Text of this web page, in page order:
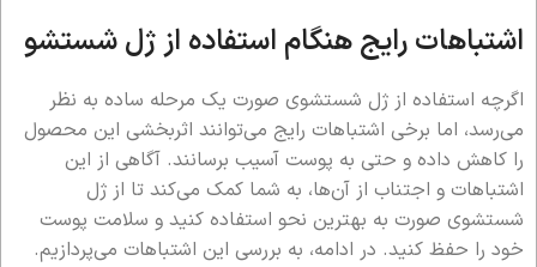
اشتباهات رایج هنگام استفاده از ژل شستشو
اگرچه استفاده از ژل شستشوی صورت یک مرحله ساده به نظر
می‌رسد، اما برخی اشتباهات رایج می‌توانند اثربخشی این محصول
را کاهش داده و حتی به پوست آسیب برسانند. آگاهی از این
اشتباهات و اجتناب از آن‌ها، به شما کمک می‌کند تا از ژل
شستشوی صورت به بهترین نحو استفاده کنید و سلامت پوست
خود را حفظ کنید. در ادامه، به بررسی این اشتباهات می‌پردازیم.